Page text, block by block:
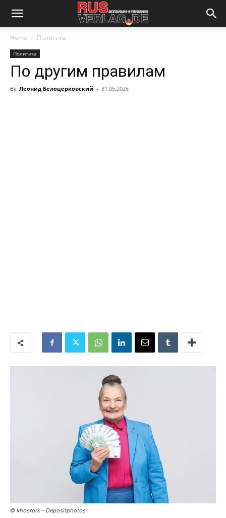
Home Политика
Политика
По другим правилам
By Леонид Белоцерковский - 31.05.2026
© khosrork - Depositphotos